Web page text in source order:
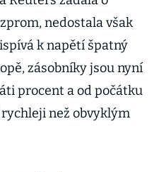
nedostala však
k napětí špatný
zásobníky jsou nyní
procent a od počátku
než obvyklým